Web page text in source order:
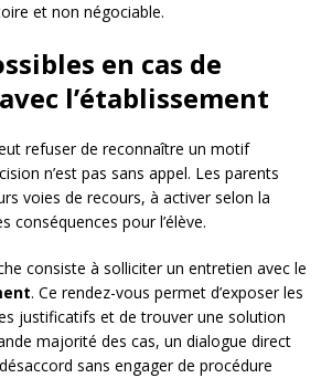
et non négociable.
en cas de
l’établissement
refuser de reconnaître un motif
n’est pas sans appel. Les parents
voies de recours, à activer selon la
conséquences pour l’élève.
consiste à solliciter un entretien avec le
. Ce rendez-vous permet d’exposer les
justificatifs et de trouver une solution
majorité des cas, un dialogue direct
sans engager de procédure